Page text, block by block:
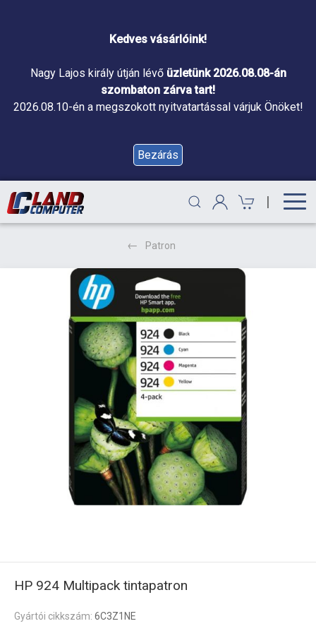
Kedves vásárlóink!
Nagy Lajos király útján lévő üzletünk 2026.08.08-án
szombaton zárva tart!
2026.08.10-én a megszokott nyitvatartással várjuk Önöket!
Bezárás
|
Patron
HP 924 Multipack tintapatron
Gyártói cikkszám: 6C3Z1NE